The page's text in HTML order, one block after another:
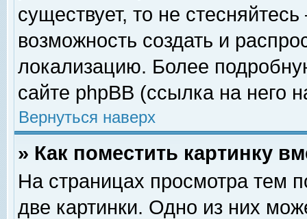
существует, то не
возможность создать и
локализацию. Более
сайте phpBB (ссылка на него
Вернуться наверх
» Как поместить картинку
На страницах просмотра тем
две картинки. Одно из них